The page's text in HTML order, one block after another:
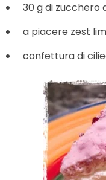
30 g di zucchero
a piacere zest
confettura di